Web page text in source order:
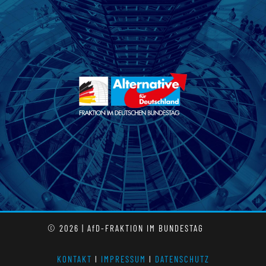
© 2026 | AfD-FRAKTION IM BUNDESTAG
KONTAKT l IMPRESSUM l DATENSCHUTZ